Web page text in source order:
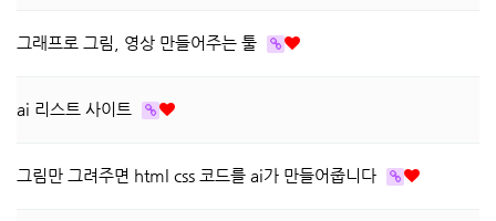
그래프로 그림, 영상 만들어주는 툴
ai 리스트 사이트
그림만 그려주면 html css 코드를 ai가 만들어줍니다